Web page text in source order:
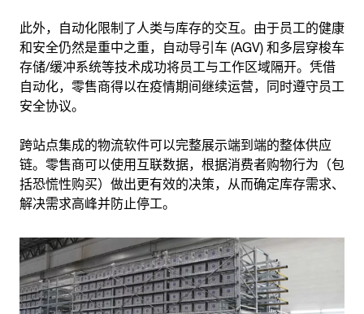
此外，自动化限制了人类与库存的交互。由于员工的健康
和安全仍然是重中之重，自动导引车 (AGV) 和多层穿梭车
存储/缓冲系统等技术成功将员工与工作区域隔开。凭借
自动化，零售商得以在疫情期间继续运营，同时遵守员工
安全协议。
跨站点集成的物流软件可以完整展示端到端的整体供应
链。零售商可以使用互联数据，根据消费者购物行为（包
括恐慌性购买）做出更有效的决策，从而确定库存需求、
解决需求高峰并防止停工。